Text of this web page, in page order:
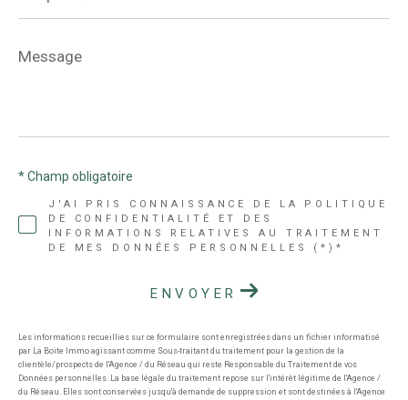
Message
*
J'AI PRIS CONNAISSANCE DE LA POLITIQUE
DE CONFIDENTIALITÉ ET DES
INFORMATIONS RELATIVES AU TRAITEMENT
DE MES DONNÉES PERSONNELLES (*)*
* Champ obligatoire
ENVOYER
Les informations recueillies sur ce formulaire sont enregistrées dans un fichier informatisé
par La Boite Immo agissant comme Sous-traitant du traitement pour la gestion de la
clientèle/prospects de l'Agence / du Réseau qui reste Responsable du Traitement de vos
Données personnelles. La base légale du traitement repose sur l'intérêt légitime de l'Agence /
du Réseau. Elles sont conservées jusqu'à demande de suppression et sont destinées à l'Agence